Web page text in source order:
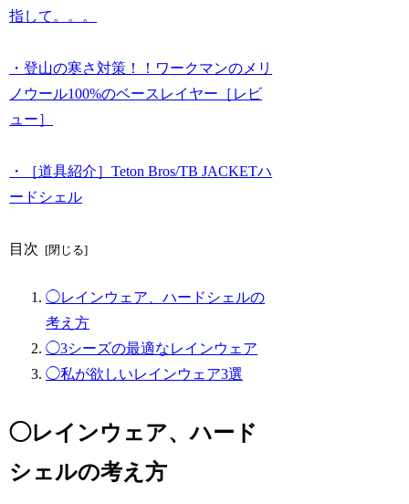
指して。。。
・登山の寒さ対策！！ワークマンのメリ
ノウール100%のベースレイヤー［レビ
ュー］
・［道具紹介］Teton Bros/TB JACKETハ
ードシェル
目次
◯レインウェア、ハードシェルの
考え方
◯3シーズの最適なレインウェア
◯私が欲しいレインウェア3選
◯レインウェア、ハード
シェルの考え方